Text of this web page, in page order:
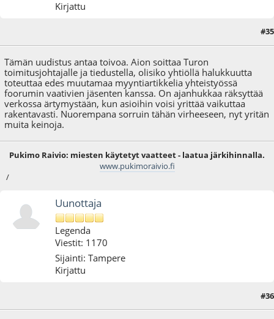
Kirjattu
#35
Tämän uudistus antaa toivoa. Aion soittaa Turon
toimitusjohtajalle ja tiedustella, olisiko yhtiöllä halukkuutta
toteuttaa edes muutamaa myyntiartikkelia yhteistyössä
foorumin vaativien jäsenten kanssa. On ajanhukkaa räksyttää
verkossa ärtymystään, kun asioihin voisi yrittää vaikuttaa
rakentavasti. Nuorempana sorruin tähän virheeseen, nyt yritän
muita keinoja.
Pukimo Raivio: miesten käytetyt vaatteet - laatua järkihinnalla.
www.pukimoraivio.fi
/
Uunottaja
Legenda
Viestit: 1170
Sijainti: Tampere
Kirjattu
#36